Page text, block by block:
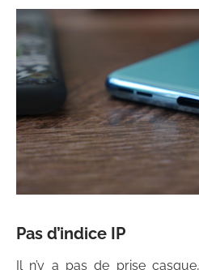
Pas d’indice IP
Il n’y a pas de prise